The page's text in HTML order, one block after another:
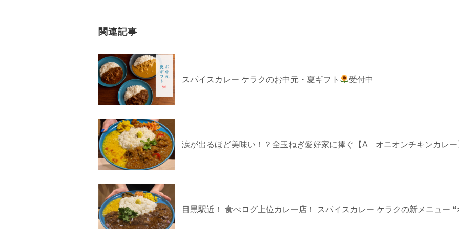
関連記事
スパイスカレー ケラクのお中元・夏ギフト 受付中
涙が出るほど美味い！？全玉ねぎ愛好家に捧ぐ【A オニオンチキンカレー
目黒駅近！ 食べログ上位カレー店！ スパイスカレー ケラクの新メニュー ❝